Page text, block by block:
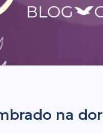
na dor